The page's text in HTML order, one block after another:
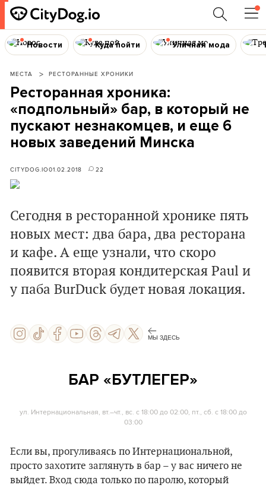
Новости Куда пойти Уличная мода
МЕСТА РЕСТОРАННЫЕ ХРОНИКИ
Ресторанная хроника:
«подпольный» бар, в который не
пускают незнакомцев, и еще 6
новых заведений Минска
CITYDOG.IO01.02.2018 22
Сегодня в ресторанной хронике пять
новых мест: два бара, два ресторана
и кафе. А еще узнали, что скоро
появится вторая кондитерская Paul и
у паба BurDuck будет новая локация.
МЫ ЗДЕСЬ
БАР «БУТЛЕГЕР»
ул. Интернациональная, вт.–чт., вс. с 18:00 до 02:00, пт., сб. с 18:00 до
03:00
Если вы, прогуливаясь по Интернациональной,
просто захотите заглянуть в бар – у вас ничего не
выйдет. Вход сюда только по паролю, который